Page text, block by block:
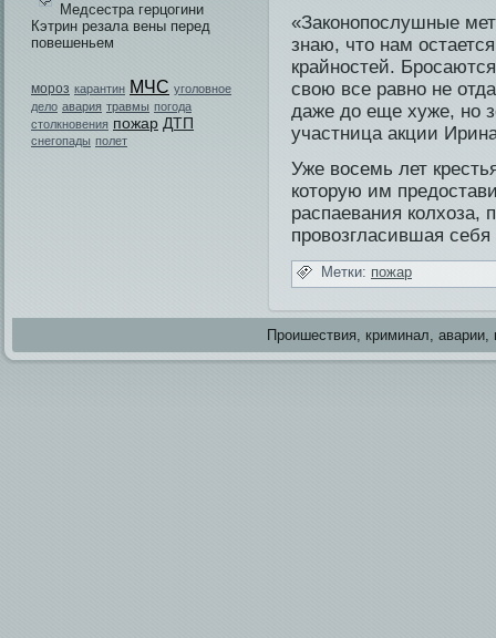
Медсестра герцогини
Кэтрин резала вены перед
повешеньем
мороз карантин МЧС уголовное
дело авария травмы погода
столкновения пожар ДТП
снегопады полет
«Законопослушные
знаю, что нам
крайностей.
свою все равно не
даже до еще хуже, но
участница акции
Уже восемь лет
которую им
распаевания колхоза,
провозгласившая
Метки: пожар
Проишестви­я, криминал,